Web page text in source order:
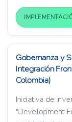
Gobernanza y
Integración
Colombia)
Iniciativa de
"Development